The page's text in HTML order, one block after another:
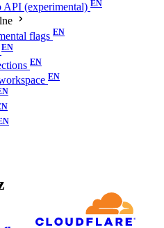
API (experimental)
flags